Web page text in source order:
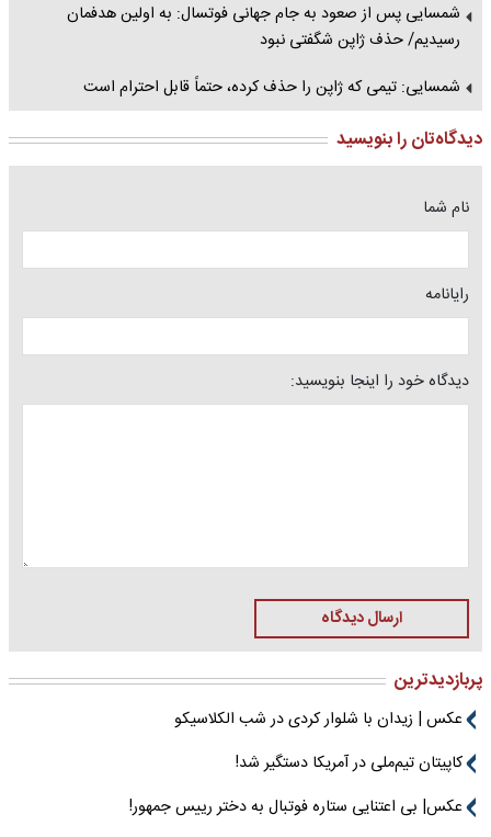
شمسایی پس از صعود به جام جهانی فوتسال: به اولین هدفمان
رسیدیم/ حذف ژاپن شگفتی نبود
شمسایی: تیمی که ژاپن را حذف کرده، حتماً قابل احترام است
دیدگاه‌تان را بنویسید
نام شما
رایانامه
دیدگاه خود را اینجا بنویسید:
ارسال دیدگاه
پربازدیدترین
عکس | زیدان با شلوار کردی در شب الکلاسیکو
کاپیتان تیم‌ملی در آمریکا دستگیر شد!
عکس| بی اعتنایی ستاره فوتبال به دختر رییس جمهور!